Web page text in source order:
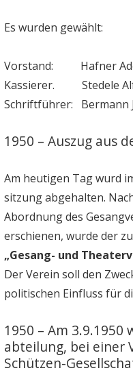
Es wurden gewählt:
Vorstand: Hafner
Kassierer. Stedele
Schriftführer: Bermann
1950 – Auszug aus
Am heutigen Tag wurd
sitzung abgehalten.
Abordnung des
erschienen, wurde der
„Gesang- und
Der Verein soll den
politischen Einfluss für
1950 – Am
abteilung, bei einer
Schützen-